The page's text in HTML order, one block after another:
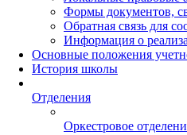
Формы документов,
Обратная связь для
Информация о
Основные положения
История школы
Отделения
Оркестровое